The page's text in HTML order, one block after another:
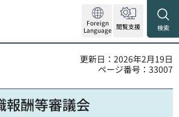
Foreign
Language 閲覧支援 検索
更新日：2026年2月19日
ページ番号：33007
報酬等審議会